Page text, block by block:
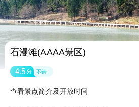
石漫滩(AAAA景区)
4.5 分 不错
查看景点简介及开放时间